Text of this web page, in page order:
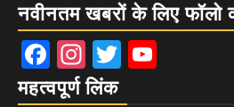
नवीनतम खबरों के लिए फॉलो
Facebook
Instagram
Twitter
महत्वपूर्ण लिंक